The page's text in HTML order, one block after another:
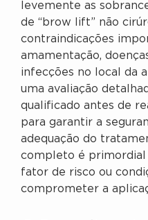
levemente as
de “brow lift” não
contraindicações
amamentação,
infecções no local da
uma avaliação
qualificado antes de
para garantir a
adequação do
completo é primordial
fator de risco ou
comprometer a